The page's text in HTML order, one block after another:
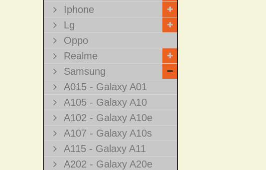
Iphone
Lg
Oppo
Realme
Samsung
A015 - Galaxy A01
A105 - Galaxy A10
A102 - Galaxy A10e
A107 - Galaxy A10s
A115 - Galaxy A11
A202 - Galaxy A20e